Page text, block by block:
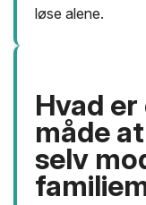
løse alene.
Hvad
måde
selv